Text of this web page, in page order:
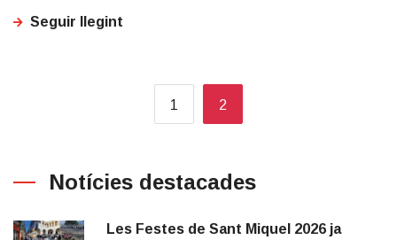
Seguir llegint
1 2
Notícies destacades
Les Festes de Sant Miquel 2026 ja